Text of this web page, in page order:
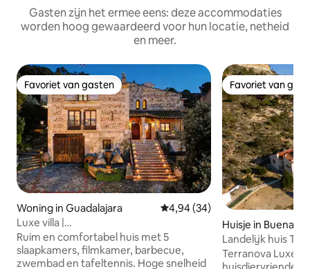
Gasten zijn het ermee eens: deze accommodaties
worden hoog gewaardeerd voor hun locatie, netheid
en meer.
Favoriet van gasten
Favoriet van gasten
Woning in Guadalajara Gemiddelde beoordeling van
4,94 (34)
Luxe villa |
12p|Filmkamer|Zoutwaterzwembad|Oplaadpunt|35min
naar de zee
Ruim en comfortabel huis met 5
slaapkamers, filmkamer, barbecue,
zwembad en tafeltennis. Hoge snelheid
Favoriet van
Favoriet van
Huisje in
Landelijk huis
Terranova Luxe is